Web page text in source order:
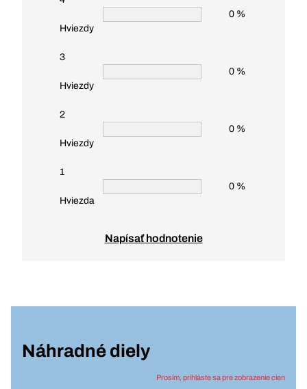
Hviezdy
0 %
3
Hviezdy
0 %
2
Hviezdy
0 %
1
Hviezda
0 %
Napísať hodnotenie
Náhradné diely
Prosím, prihláste sa pre zobrazenie cien